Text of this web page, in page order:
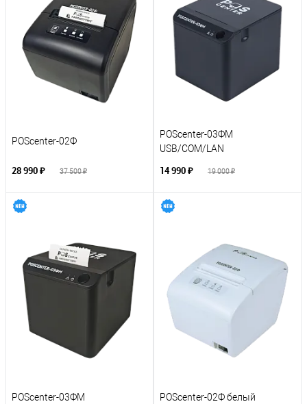
POScenter-02Ф
28 990 ₽ 37 500 ₽
POScenter-03ФM
USB/COM/LAN
14 990 ₽ 19 000 ₽
POScenter-03ФM POScenter-02Ф белый